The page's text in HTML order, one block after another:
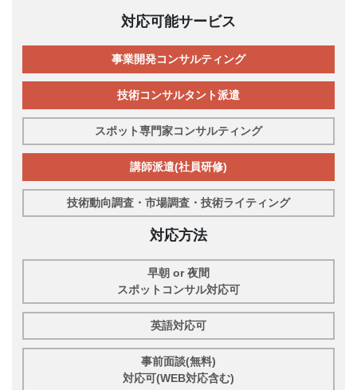
対応可能サービス
事業開発コンサルティング
技術コンサルタント派遣
スポット専門家コンサルティング
講師派遣(社員研修)
技術動向調査・市場調査・技術ライティング
対応方法
早朝 or 夜間
スポットコンサル対応可
英語対応可
事前面談(無料)
対応可(WEB対応含む)